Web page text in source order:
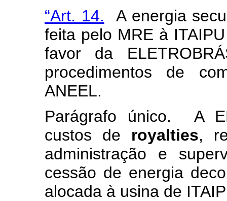
“Art. 14. A energia
feita pelo MRE à
favor da
procedimentos de
ANEEL.
Parágrafo único. A
custos de royalties,
administração e
cessão de energia
alocada à usina de